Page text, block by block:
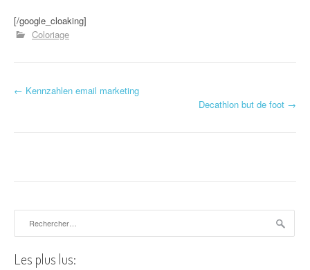
[/google_cloaking]
Coloriage
Navigation d'article
← Kennzahlen email marketing
Decathlon but de foot →
Les plus lus: